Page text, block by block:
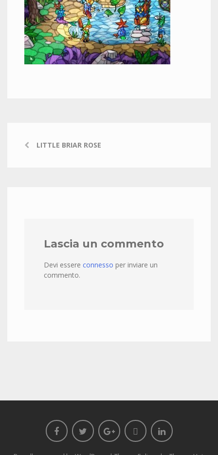
LITTLE BRIAR ROSE
Lascia un commento
Devi essere connesso per inviare un
commento.